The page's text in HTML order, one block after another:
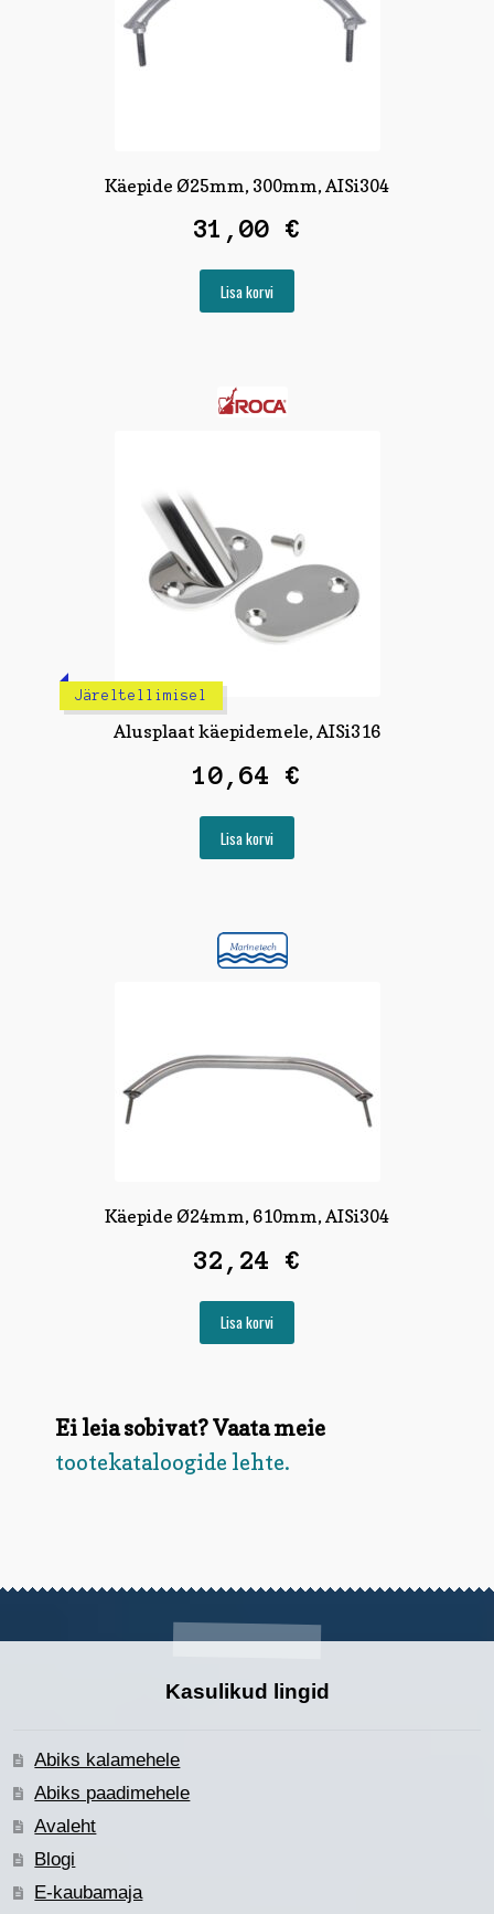
Käepide Ø25mm, 300mm, AISi304
31,00 €
Lisa korvi
Järeltellimisel
Alusplaat käepidemele, AISi316
10,64 €
Lisa korvi
Käepide Ø24mm, 610mm, AISi304
32,24 €
Lisa korvi
Ei leia sobivat? Vaata meie
tootekataloogide lehte.
Kasulikud lingid
Abiks kalamehele
Abiks paadimehele
Avaleht
Blogi
E-kaubamaja